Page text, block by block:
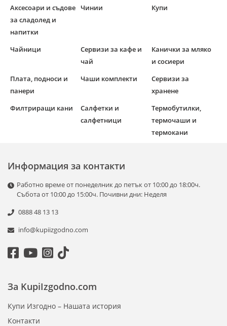
Аксесоари и съдове
за сладолед и
напитки
Чинии Купи
Чайници
Сервизи за кафе и
чай
Канички за мляко
и сосиери
Плата, подноси и
панери
Чаши комплекти
Сервизи за
хранене
Филтриращи кани
Салфетки и
салфетници
Термобутилки,
термочаши и
термокани
Информация за контакти
Работно време от понеделник до петък от 10:00 до 18:00ч.
Събота от 10:00 до 15:00ч. Почивни дни: Неделя
0888 48 13 13
info@kupiizgodno.com
За KupiIzgodno.com
Купи Изгодно – Нашата история
Контакти